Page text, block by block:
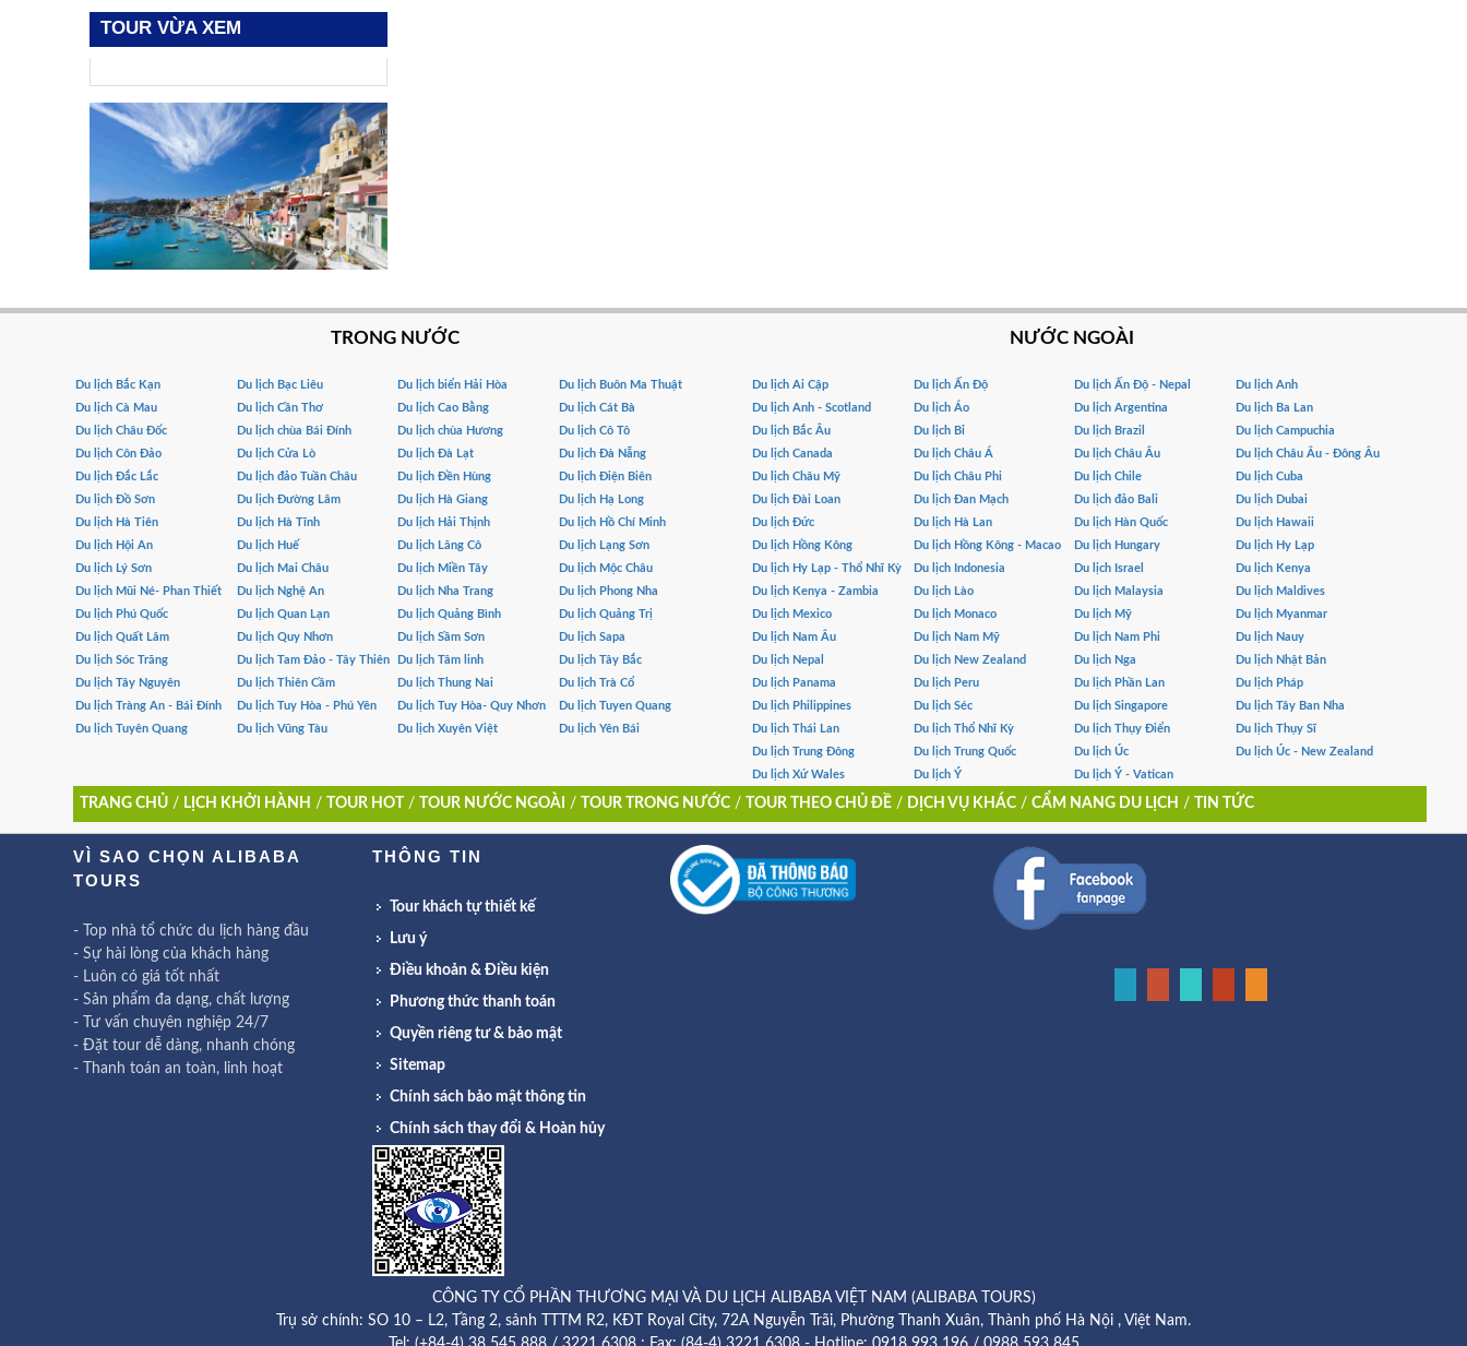
TOUR VỪA XEM
TRONG NƯỚC
Du lịch Bắc Kạn Du lịch Bạc Liêu Du lịch biển Hải Hòa
Du lịch Buôn Ma Thuật
Du lịch Cà Mau
Du lịch Cần Thơ Du lịch Cao Bằng
Du lịch Cát Bà
Du lịch Châu Đốc
Du lịch chùa Bái Đính Du lịch chùa Hương
Du lịch Cô Tô
Du lịch Côn Đảo
Du lịch Cửa Lò Du lịch Đà Lạt
Du lịch Đà Nẵng
Du lịch Đắc Lắc
Du lịch đảo Tuần Châu Du lịch Đền Hùng
Du lịch Điện Biên
Du lịch Đồ Sơn
Du lịch Đường Lâm Du lịch Hà Giang
Du lịch Hạ Long
Du lịch Hà Tiên
Du lịch Hà Tĩnh Du lịch Hải Thịnh
Du lịch Hồ Chí Minh
Du lịch Hội An
Du lịch Huế Du lịch Lăng Cô
Du lịch Lạng Sơn
Du lịch Lý Sơn
Du lịch Mai Châu Du lịch Miền Tây
Du lịch Mộc Châu
Du lịch Mũi Né- Phan Thiết
Du lịch Nghệ An Du lịch Nha Trang
Du lịch Phong Nha
Du lịch Phú Quốc
Du lịch Quan Lạn Du lịch Quảng Bình
Du lịch Quảng Trị
Du lịch Quất Lâm
Du lịch Quy Nhơn Du lịch Sầm Sơn
Du lịch Sapa
Du lịch Sóc Trăng
Du lịch Tam Đảo - Tây Thiên Du lịch Tâm linh
Du lịch Tây Bắc
Du lịch Tây Nguyên
Du lịch Thiên Cầm Du lịch Thung Nai
Du lịch Trà Cổ
Du lịch Tràng An - Bái Đính
Du lịch Tuy Hòa - Phú Yên Du lịch Tuy Hòa- Quy Nhơn
Du lịch Tuyen Quang
Du lịch Tuyên Quang
Du lịch Vũng Tàu Du lịch Xuyên Việt Du lịch Yên Bái
NƯỚC NGOÀI
Du lịch Ai Cập Du lịch Ấn Độ Du lịch Ấn Độ - Nepal
Du lịch Anh
Du lịch Anh - Scotland
Du lịch Áo Du lịch Argentina
Du lịch Ba Lan
Du lịch Bắc Âu
Du lịch Bỉ Du lịch Brazil
Du lịch Campuchia
Du lịch Canada
Du lịch Châu Á Du lịch Châu Âu
Du lịch Châu Âu - Đông Âu
Du lịch Châu Mỹ
Du lịch Châu Phi Du lịch Chile
Du lịch Cuba
Du lịch Đài Loan
Du lịch Đan Mạch Du lịch đảo Bali
Du lịch Dubai
Du lịch Đức
Du lịch Hà Lan Du lịch Hàn Quốc
Du lịch Hawaii
Du lịch Hồng Kông
Du lịch Hồng Kông - Macao Du lịch Hungary
Du lịch Hy Lạp
Du lịch Hy Lạp - Thổ Nhĩ Kỳ
Du lịch Indonesia Du lịch Israel
Du lịch Kenya
Du lịch Kenya - Zambia
Du lịch Lào Du lịch Malaysia
Du lịch Maldives
Du lịch Mexico
Du lịch Monaco Du lịch Mỹ
Du lịch Myanmar
Du lịch Nam Âu
Du lịch Nam Mỹ Du lịch Nam Phi
Du lịch Nauy
Du lịch Nepal
Du lịch New Zealand Du lịch Nga
Du lịch Nhật Bản
Du lịch Panama
Du lịch Peru Du lịch Phần Lan
Du lịch Pháp
Du lịch Philippines
Du lịch Séc Du lịch Singapore
Du lịch Tây Ban Nha
Du lịch Thái Lan
Du lịch Thổ Nhĩ Kỳ Du lịch Thụy Điển
Du lịch Thụy Sĩ
Du lịch Trung Đông
Du lịch Trung Quốc Du lịch Úc
Du lịch Úc - New Zealand
Du lịch Xứ Wales
Du lịch Ý Du lịch Ý - Vatican
TRANG CHỦ / LỊCH KHỞI HÀNH / TOUR HOT / TOUR NƯỚC NGOÀI / TOUR TRONG NƯỚC / TOUR THEO CHỦ ĐỀ / DỊCH VỤ KHÁC / CẨM NANG DU LỊCH / TIN TỨC
VÌ SAO CHỌN ALIBABA
TOURS
- Top nhà tổ chức du lịch hàng đầu
- Sự hài lòng của khách hàng
- Luôn có giá tốt nhất
- Sản phẩm đa dạng, chất lượng
- Tư vấn chuyên nghiệp 24/7
- Đặt tour dễ dàng, nhanh chóng
- Thanh toán an toàn, linh hoạt
THÔNG TIN
Tour khách tự thiết kế
Lưu ý
Điều khoản & Điều kiện
Phương thức thanh toán
Quyền riêng tư & bảo mật
Sitemap
Chính sách bảo mật thông tin
Chính sách thay đổi & Hoàn hủy
CÔNG TY CỔ PHẦN THƯƠNG MẠI VÀ DU LỊCH ALIBABA VIỆT NAM (ALIBABA TOURS)
Trụ sở chính: SO 10 – L2, Tầng 2, sảnh TTTM R2, KĐT Royal City, 72A Nguyễn Trãi, Phường Thanh Xuân, Thành phố Hà Nội , Việt Nam.